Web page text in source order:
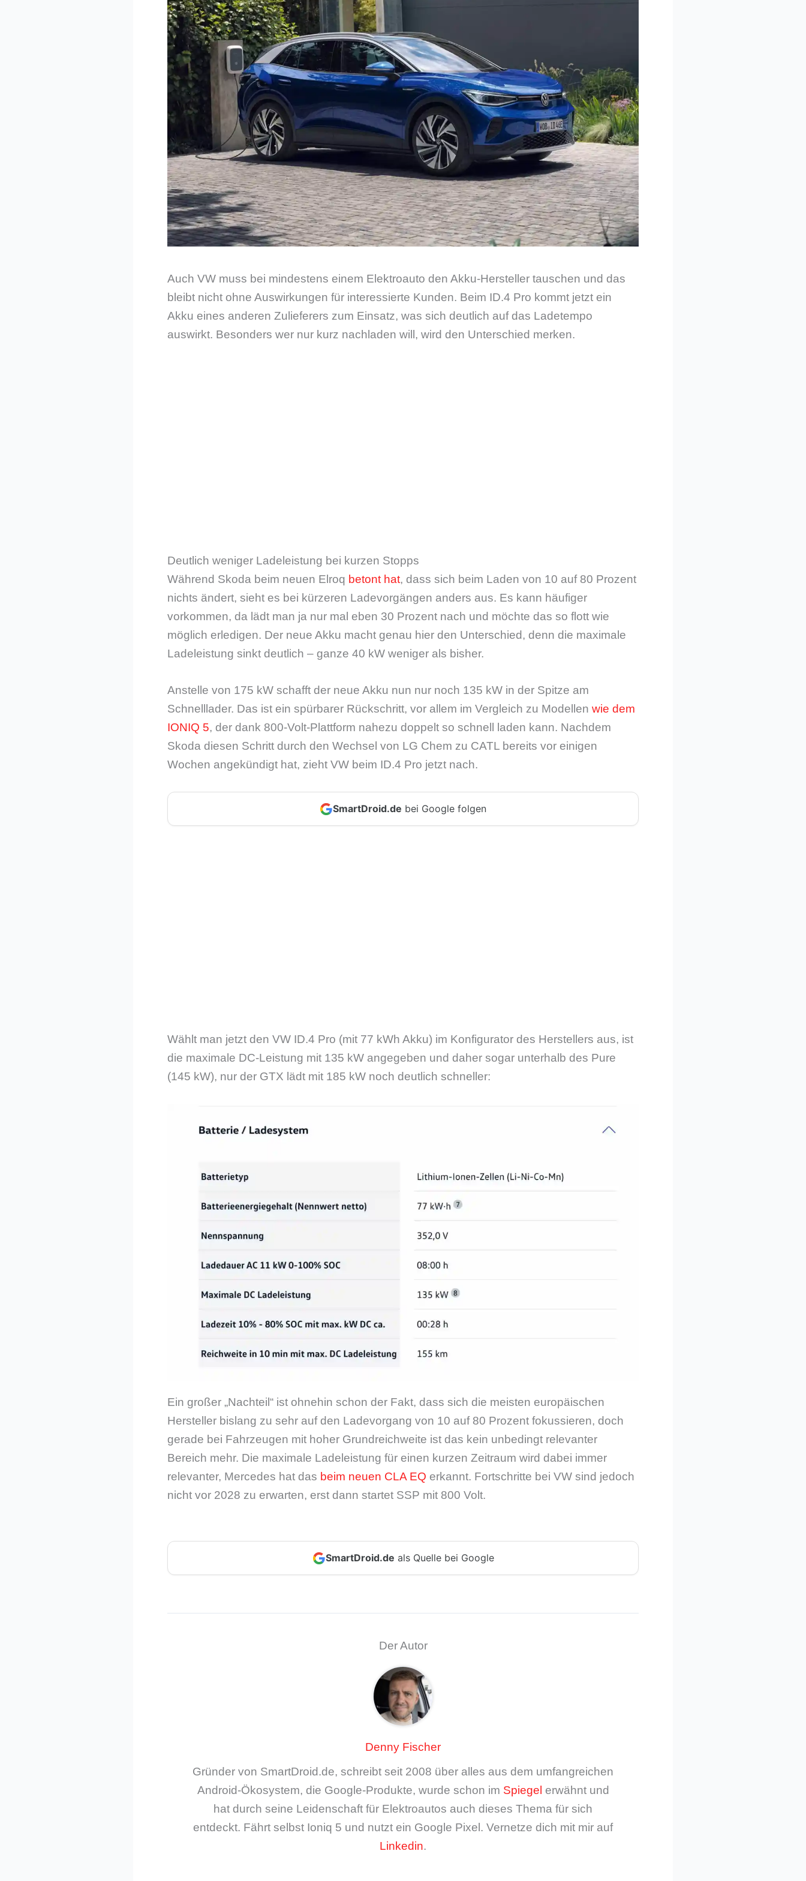
Auch VW muss bei mindestens einem Elektroauto den Akku-Hersteller tauschen und das
bleibt nicht ohne Auswirkungen für interessierte Kunden. Beim ID.4 Pro kommt jetzt ein
Akku eines anderen Zulieferers zum Einsatz, was sich deutlich auf das Ladetempo
auswirkt. Besonders wer nur kurz nachladen will, wird den Unterschied merken.
Deutlich weniger Ladeleistung bei kurzen Stopps
Während Skoda beim neuen Elroq betont hat, dass sich beim Laden von 10 auf 80 Prozent
nichts ändert, sieht es bei kürzeren Ladevorgängen anders aus. Es kann häufiger
vorkommen, da lädt man ja nur mal eben 30 Prozent nach und möchte das so flott wie
möglich erledigen. Der neue Akku macht genau hier den Unterschied, denn die maximale
Ladeleistung sinkt deutlich – ganze 40 kW weniger als bisher.
Anstelle von 175 kW schafft der neue Akku nun nur noch 135 kW in der Spitze am
Schnelllader. Das ist ein spürbarer Rückschritt, vor allem im Vergleich zu Modellen wie dem
IONIQ 5, der dank 800-Volt-Plattform nahezu doppelt so schnell laden kann. Nachdem
Skoda diesen Schritt durch den Wechsel von LG Chem zu CATL bereits vor einigen
Wochen angekündigt hat, zieht VW beim ID.4 Pro jetzt nach.
SmartDroid.de bei Google folgen
Wählt man jetzt den VW ID.4 Pro (mit 77 kWh Akku) im Konfigurator des Herstellers aus, ist
die maximale DC-Leistung mit 135 kW angegeben und daher sogar unterhalb des Pure
(145 kW), nur der GTX lädt mit 185 kW noch deutlich schneller:
Ein großer „Nachteil“ ist ohnehin schon der Fakt, dass sich die meisten europäischen
Hersteller bislang zu sehr auf den Ladevorgang von 10 auf 80 Prozent fokussieren, doch
gerade bei Fahrzeugen mit hoher Grundreichweite ist das kein unbedingt relevanter
Bereich mehr. Die maximale Ladeleistung für einen kurzen Zeitraum wird dabei immer
relevanter, Mercedes hat das beim neuen CLA EQ erkannt. Fortschritte bei VW sind jedoch
nicht vor 2028 zu erwarten, erst dann startet SSP mit 800 Volt.
SmartDroid.de als Quelle bei Google
Der Autor
Denny Fischer
Gründer von SmartDroid.de, schreibt seit 2008 über alles aus dem umfangreichen
Android-Ökosystem, die Google-Produkte, wurde schon im Spiegel erwähnt und
hat durch seine Leidenschaft für Elektroautos auch dieses Thema für sich
entdeckt. Fährt selbst Ioniq 5 und nutzt ein Google Pixel. Vernetze dich mit mir auf
Linkedin.